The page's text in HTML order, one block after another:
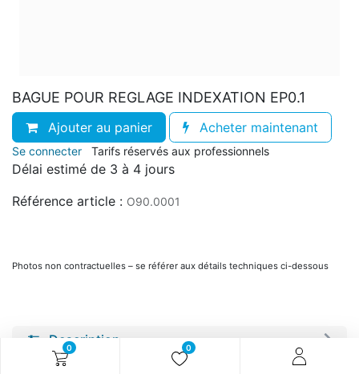
0 0
BAGUE POUR REGLAGE INDEXATION EP0.1
Ajouter au panier Acheter maintenant
Se connecter Tarifs réservés aux professionnels
Délai estimé de 3 à 4 jours
Référence article : O90.0001
Photos non contractuelles – se référer aux détails techniques ci-dessous
Description